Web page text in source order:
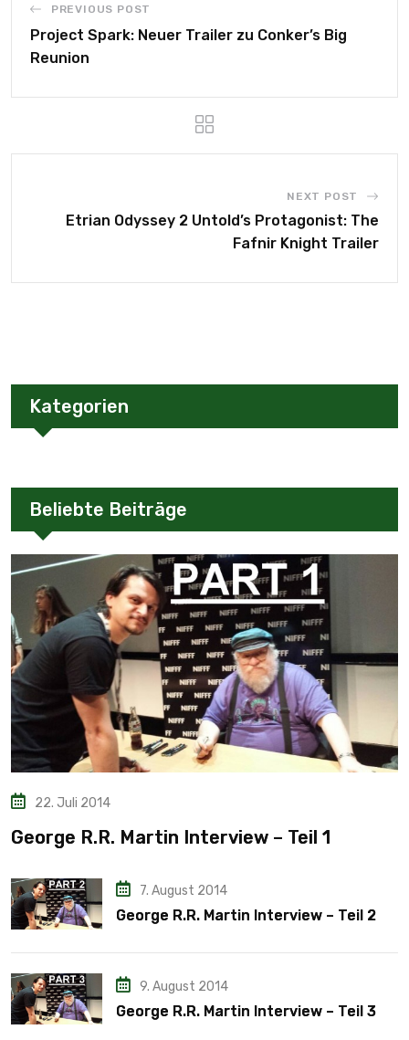
PREVIOUS POST
Project Spark: Neuer Trailer zu Conker’s Big
Reunion
NEXT POST
Etrian Odyssey 2 Untold’s Protagonist: The
Fafnir Knight Trailer
Kategorien
Beliebte Beiträge
22. Juli 2014
George R.R. Martin Interview – Teil 1
7. August 2014
George R.R. Martin Interview – Teil 2
9. August 2014
George R.R. Martin Interview – Teil 3